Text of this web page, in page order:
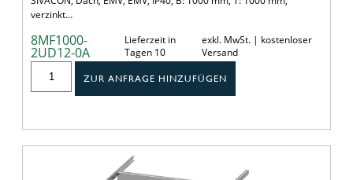
verzinkt…
8MF1000-
2UD12-0A
Lieferzeit in
Tagen 10
exkl. MwSt. | kostenloser
Versand
ZUR ANFRAGE HINZUFÜGEN